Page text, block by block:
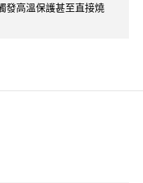
發高溫保護甚至直接燒